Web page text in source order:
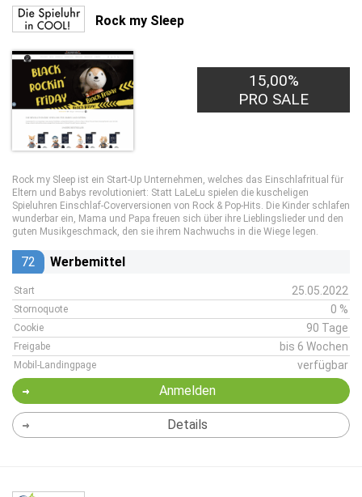
Rock my Sleep
15,00%
PRO SALE
Rock my Sleep ist ein Start-Up Unternehmen, welches das Einschlafritual für
Eltern und Babys revolutioniert: Statt LaLeLu spielen die kuscheligen
Spieluhren Einschlaf-Coverversionen von Rock & Pop-Hits. Die Kinder schlafen
wunderbar ein, Mama und Papa freuen sich über ihre Lieblingslieder und den
guten Musikgeschmack, den sie ihrem Nachwuchs in die Wiege legen.
72 Werbemittel
Start 25.05.2022
Stornoquote 0 %
Cookie 90 Tage
Freigabe bis 6 Wochen
Mobil-Landingpage verfügbar
Anmelden
Details